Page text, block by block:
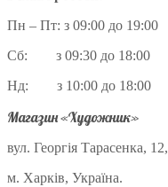
Пн – Пт: з 09:00 до 19:00
Сб: з 09:30 до 18:00
Нд: з 10:00 до 18:00
Магазин «Художник»
вул. Георгія Тарасенка, 12,
м. Харків, Україна.